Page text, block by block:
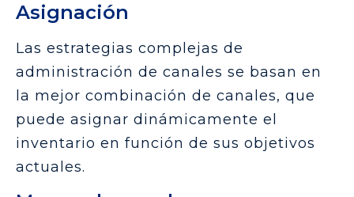
Asignación
Las estrategias complejas de
administración de canales se basan en
la mejor combinación de canales, que
puede asignar dinámicamente el
inventario en función de sus objetivos
actuales.